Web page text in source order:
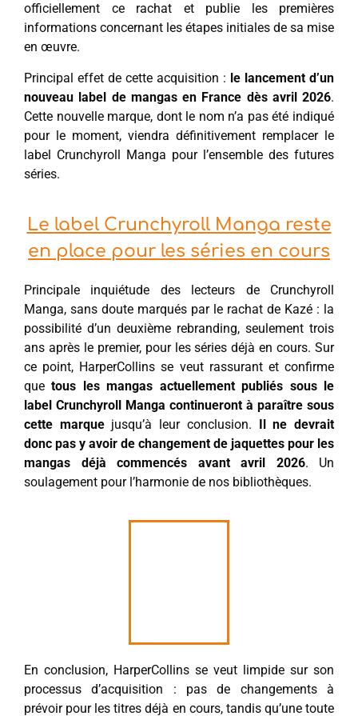
officiellement ce rachat et publie les premières
informations concernant les étapes initiales de sa mise
en œuvre.
Principal effet de cette acquisition : le lancement d’un
nouveau label de mangas en France dès avril 2026.
Cette nouvelle marque, dont le nom n’a pas été indiqué
pour le moment, viendra définitivement remplacer le
label Crunchyroll Manga pour l’ensemble des futures
séries.
Le label Crunchyroll Manga reste
en place pour les séries en cours
Principale inquiétude des lecteurs de Crunchyroll
Manga, sans doute marqués par le rachat de Kazé : la
possibilité d’un deuxième rebranding, seulement trois
ans après le premier, pour les séries déjà en cours. Sur
ce point, HarperCollins se veut rassurant et confirme
quetous les mangas actuellement publiés sous le
label Crunchyroll Manga continueront à paraître sous
cette marquejusqu’à leur conclusion. Il ne devrait
donc pas y avoir de changement de jaquettes pour les
mangas déjà commencés avant avril 2026. Un
soulagement pour l’harmonie de nos bibliothèques.
En conclusion, HarperCollins se veut limpide sur son
processus d’acquisition : pas de changements à
prévoir pour les titres déjà en cours, tandis qu’une toute